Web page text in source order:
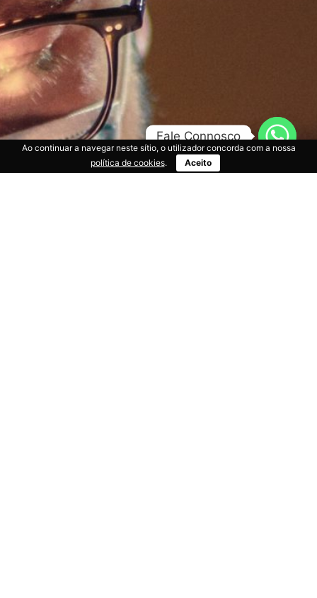
Ao continuar a navegar neste sítio, o utilizador concorda com a nossa
política de cookies. Aceito
Fale Connosco